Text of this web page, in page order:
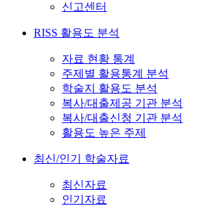
신고센터
RISS 활용도 분석
자료 현황 통계
주제별 활용통계 분석
학술지 활용도 분석
복사/대출제공 기관 분석
복사/대출신청 기관 분석
활용도 높은 주제
최신/인기 학술자료
최신자료
인기자료